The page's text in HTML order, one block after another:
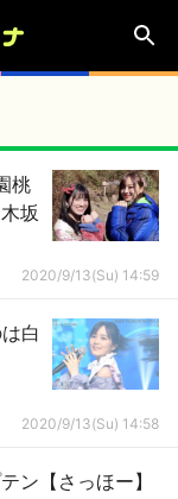
桃
坂
2020/9/13(Su) 14:59
白
2020/9/13(Su) 14:58
ン【さっほー】